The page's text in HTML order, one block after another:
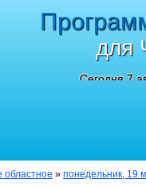
для
Сегодня 7
областное » понедельник, 19